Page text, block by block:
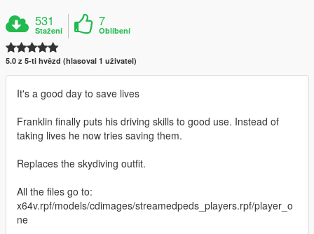
531
Stažení
7
Oblíbení
5.0 z 5-ti hvězd (hlasoval 1 uživatel)
It's a good day to save lives
Franklin finally puts his driving skills to good use. Instead of
taking lives he now tries saving them.
Replaces the skydiving outfit.
All the files go to:
x64v.rpf/models/cdimages/streamedpeds_players.rpf/player_o
ne